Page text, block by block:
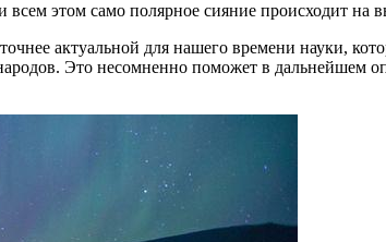
этом само полярное сияние происходит на
актуальной для нашего времени науки,
Это несомненно поможет в дальнейшем